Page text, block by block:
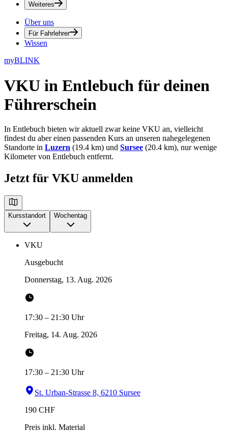
Weiteres
Über uns
Für Fahrlehrer
Wissen
myBLINK
VKU in Entlebuch für deinen
Führerschein
In Entlebuch bieten wir aktuell zwar keine VKU an, vielleicht
findest du aber einen passenden Kurs an unseren nahegelegenen
Standorte in Luzern (19.4 km) und Sursee (20.4 km), nur wenige
Kilometer von Entlebuch entfernt.
Jetzt für VKU anmelden
Kursstandort Wochentag
VKU
Ausgebucht
Donnerstag, 13. Aug. 2026
17:30 – 21:30 Uhr
Freitag, 14. Aug. 2026
17:30 – 21:30 Uhr
St. Urban-Strasse 8, 6210 Sursee
190 CHF
Preis inkl. Material